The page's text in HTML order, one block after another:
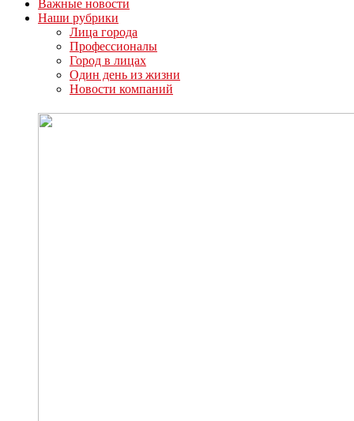
Важные новости
Наши рубрики
Лица города
Профессионалы
Город в лицах
Один день из жизни
Новости компаний